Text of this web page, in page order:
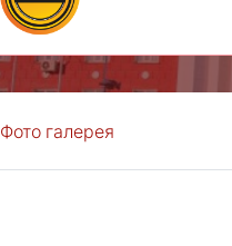
Фото галерея